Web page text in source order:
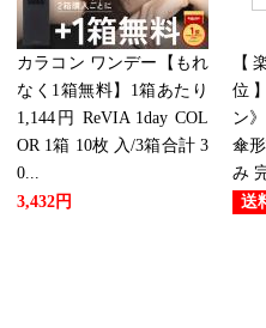
2019/01/14
本・雑誌・
2019/01/13
本・雑誌・
カラコン ワンデー【もれ
なく1箱無料】1箱あたり
1,144円 ReVIA 1day COL
OR 1箱 10枚 入/3箱合計 3
0...
3,432円
【
位
ン
傘
み
送